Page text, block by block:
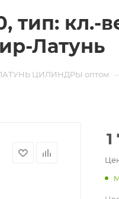
кл.-
Латунь
ЦИЛИНДРЫ оптом
1